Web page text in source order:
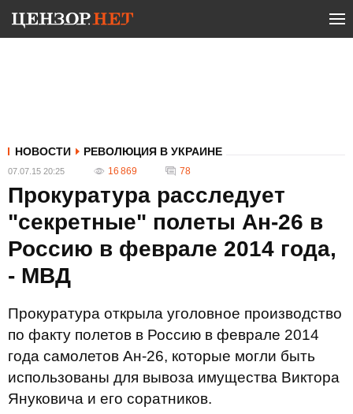
НОВОСТИ РЕВОЛЮЦИЯ В УКРАИНЕ
07.07.15 20:25 16 869 78
Прокуратура расследует
"секретные" полеты Ан-26 в
Россию в феврале 2014 года,
- МВД
Прокуратура открыла уголовное производство
по факту полетов в Россию в феврале 2014
года самолетов Ан-26, которые могли быть
использованы для вывоза имущества Виктора
Януковича и его соратников.